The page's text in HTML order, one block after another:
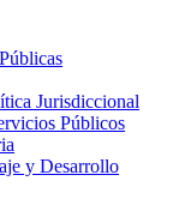
Jurisdiccional
Públicos
y Desarrollo